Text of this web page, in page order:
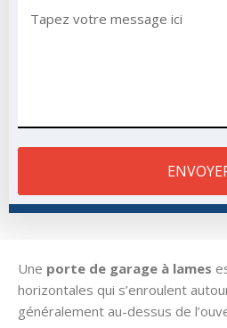
Une porte de garage à lames
horizontales qui s’enroulent
généralement au-dessus de